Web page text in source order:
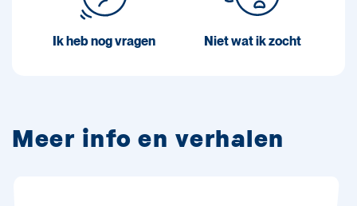
Ik heb nog vragen Niet wat ik zocht
Meer info en verhalen